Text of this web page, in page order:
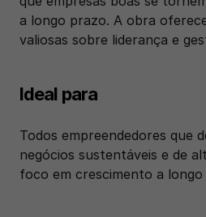
a longo prazo. A obra
valiosas sobre liderança e
Ideal para
Todos empreendedores que
negócios sustentáveis e de
foco em crescimento a longo